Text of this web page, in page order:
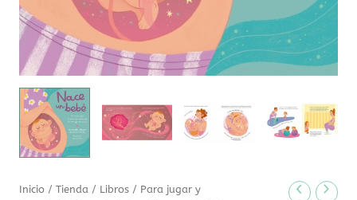
Inicio /Tienda / Libros / Para jugar y